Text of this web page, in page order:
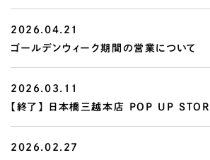
2026.04.21
ゴールデンウィーク期間の営業について
2026.03.11
【終了】 日本橋三越本店 POP UP
2026.02.27